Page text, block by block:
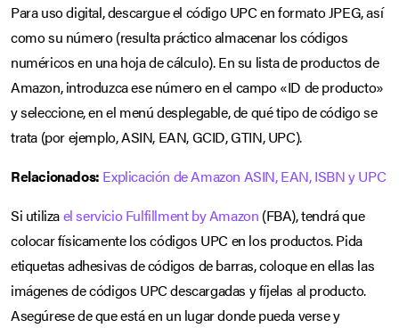
Para uso digital, descargue el código UPC en formato JPEG, así
como su número (resulta práctico almacenar los códigos
numéricos en una hoja de cálculo). En su lista de productos de
Amazon, introduzca ese número en el campo «ID de producto»
y seleccione, en el menú desplegable, de qué tipo de código se
trata (por ejemplo, ASIN, EAN, GCID, GTIN, UPC).
Relacionados: Explicación de Amazon ASIN, EAN, ISBN y UPC
Si utilizael servicio Fulfillment by Amazon (FBA), tendrá que
colocar físicamente los códigos UPC en los productos. Pida
etiquetas adhesivas de códigos de barras, coloque en ellas las
imágenes de códigos UPC descargadas y fíjelas al producto.
Asegúrese de que está en un lugar donde pueda verse y